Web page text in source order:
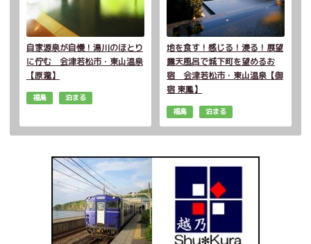
自家源泉が自慢！湯川のほとり
に佇む 会津若松市・東山温泉
【原瀧】
福島 泊まる
地を食す！感じる！浸る！展望
露天風呂で城下町を望めるお
宿 会津若松市・東山温泉【御
宿 東鳳】
福島 泊まる